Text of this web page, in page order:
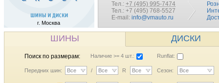
г. Москва
Тел.: +7 (495) 995-7474
Тел.: +7 (495) 768-5527
E-mail: info@vmauto.ru
ШИНЫ ДИСКИ
Поиск по размерам: Наличие >= 4 шт.: Runflat:
Передних шин: Все / Все R Все Сезон: Все